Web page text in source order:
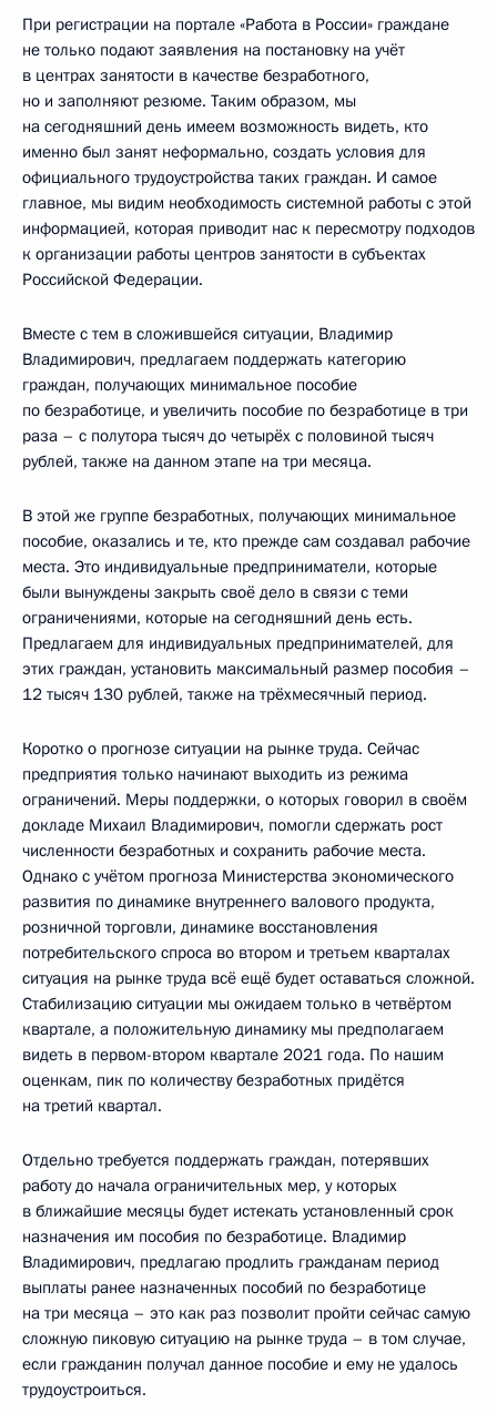
При регистрации на портале «Работа в России» граждане
не только подают заявления на постановку на учёт
в центрах занятости в качестве безработного,
но и заполняют резюме. Таким образом, мы
на сегодняшний день имеем возможность видеть, кто
именно был занят неформально, создать условия для
официального трудоустройства таких граждан. И самое
главное, мы видим необходимость системной работы с этой
информацией, которая приводит нас к пересмотру подходов
к организации работы центров занятости в субъектах
Российской Федерации.
Вместе с тем в сложившейся ситуации, Владимир
Владимирович, предлагаем поддержать категорию
граждан, получающих минимальное пособие
по безработице, и увеличить пособие по безработице в три
раза – с полутора тысяч до четырёх с половиной тысяч
рублей, также на данном этапе на три месяца.
В этой же группе безработных, получающих минимальное
пособие, оказались и те, кто прежде сам создавал рабочие
места. Это индивидуальные предприниматели, которые
были вынуждены закрыть своё дело в связи с теми
ограничениями, которые на сегодняшний день есть.
Предлагаем для индивидуальных предпринимателей, для
этих граждан, установить максимальный размер пособия –
12 тысяч 130 рублей, также на трёхмесячный период.
Коротко о прогнозе ситуации на рынке труда. Сейчас
предприятия только начинают выходить из режима
ограничений. Меры поддержки, о которых говорил в своём
докладе Михаил Владимирович, помогли сдержать рост
численности безработных и сохранить рабочие места.
Однако с учётом прогноза Министерства экономического
развития по динамике внутреннего валового продукта,
розничной торговли, динамике восстановления
потребительского спроса во втором и третьем кварталах
ситуация на рынке труда всё ещё будет оставаться сложной.
Стабилизацию ситуации мы ожидаем только в четвёртом
квартале, а положительную динамику мы предполагаем
видеть в первом-втором квартале 2021 года. По нашим
оценкам, пик по количеству безработных придётся
на третий квартал.
Отдельно требуется поддержать граждан, потерявших
работу до начала ограничительных мер, у которых
в ближайшие месяцы будет истекать установленный срок
назначения им пособия по безработице. Владимир
Владимирович, предлагаю продлить гражданам период
выплаты ранее назначенных пособий по безработице
на три месяца – это как раз позволит пройти сейчас самую
сложную пиковую ситуацию на рынке труда – в том случае,
если гражданин получал данное пособие и ему не удалось
трудоустроиться.